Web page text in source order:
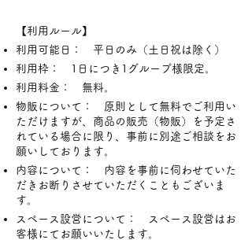
【利用ルール】
利用可能日： 平日のみ（土日祝は除く）
利用枠： 1日につき1グループ様限定。
利用料金： 無料。
物販について： 原則として無料でご利用い
ただけますが、商品の販売（物販）を予定さ
れている場合に限り、事前に別途ご相談をお
願いしております。
内容について： 内容を事前に伺わせていた
だきお断りさせていただくこともございま
す。
スペース設営について： スペース設営はお
客様にてお願いいたします。